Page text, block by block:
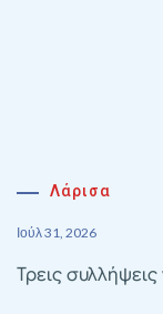
Λάρισα
Ιούλ 31, 2026
Τρεις